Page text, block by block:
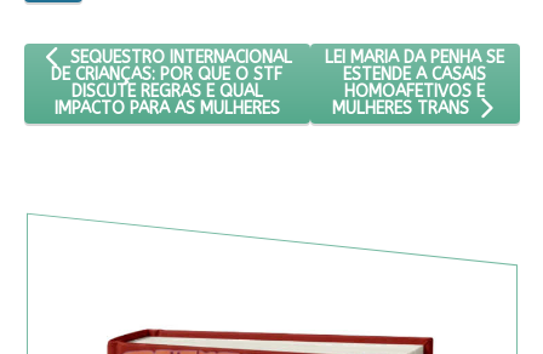
ARTIGO ANTERIOR: SEQUESTRO INTERNACIONAL DE CRIANÇAS:
SEQUESTRO INTERNACIONAL
DE CRIANÇAS: POR QUE O STF
DISCUTE REGRAS E QUAL
IMPACTO PARA AS MULHERES
PRÓXIMO ARTIGO: LEI
LEI MARIA DA PENHA SE
ESTENDE A CASAIS
HOMOAFETIVOS E
MULHERES TRANS